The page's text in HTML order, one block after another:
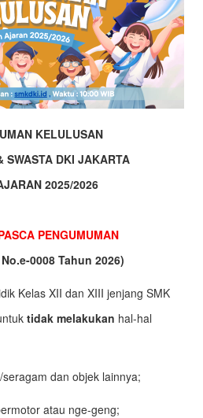
KELULUSAN
SWASTA DKI JAKARTA
2025/2026
PENGUMUMAN
0008 Tahun 2026)
Kelas XII dan XIII jenjang SMK
tidak melakukan hal-hal
dan objek lainnya;
atau nge-geng;